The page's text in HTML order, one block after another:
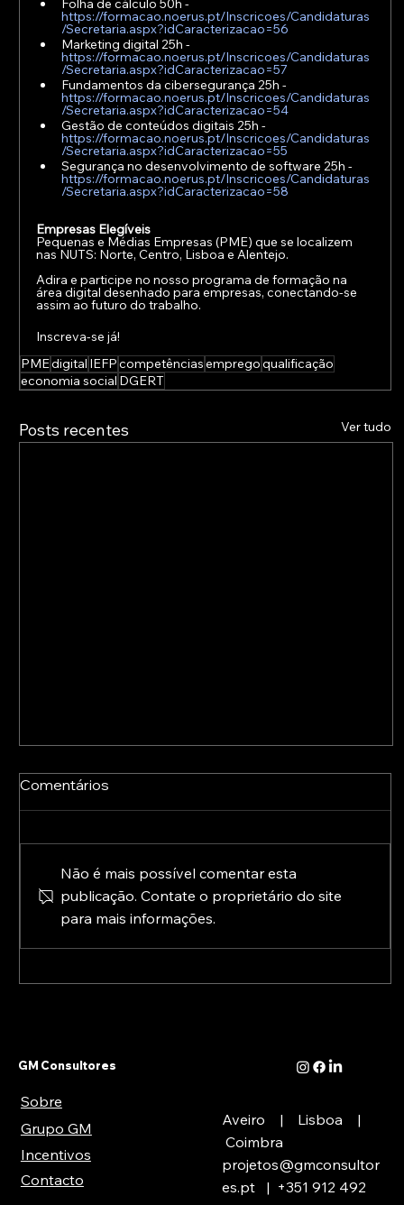
Folha de cálculo 50h -
https://formacao.noerus.pt/Inscricoes/Candidaturas
/Secretaria.aspx?idCaracterizacao=56
Marketing digital 25h -
https://formacao.noerus.pt/Inscricoes/Candidaturas
/Secretaria.aspx?idCaracterizacao=57
Fundamentos da cibersegurança 25h -
https://formacao.noerus.pt/Inscricoes/Candidaturas
/Secretaria.aspx?idCaracterizacao=54
Gestão de conteúdos digitais 25h -
https://formacao.noerus.pt/Inscricoes/Candidaturas
/Secretaria.aspx?idCaracterizacao=55
Segurança no desenvolvimento de software 25h -
https://formacao.noerus.pt/Inscricoes/Candidaturas
/Secretaria.aspx?idCaracterizacao=58
Empresas Elegíveis
Pequenas e Médias Empresas (PME) que se localizem
nas NUTS: Norte, Centro, Lisboa e Alentejo.
Adira e participe no nosso programa de formação na
área digital desenhado para empresas, conectando-se
assim ao futuro do trabalho.
Inscreva-se já!
PMEdigital IEFPcompetênciasempregoqualificação
economia social DGERT
Posts recentes Ver tudo
A Europa já está a preparar o pós-2027:
Comentários
Não é mais possível comentar esta
publicação. Contate o proprietário do site
para mais informações.
GM Consultores
Sobre
Grupo GM
Incentivos
Contacto
Aveiro | Lisboa |
Coimbra
projetos@gmconsultor
es.pt | +351912 492